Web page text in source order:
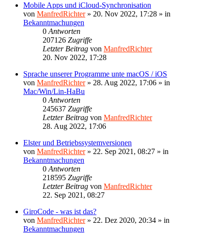
Mobile Apps und iCloud-Synchronisation
von ManfredRichter» 20. Nov 2022, 17:28 » in
Bekanntmachungen
0 Antworten
207126 Zugriffe
Letzter Beitrag von ManfredRichter
20. Nov 2022, 17:28
Sprache unserer Programme unte macOS / iOS
von ManfredRichter» 28. Aug 2022, 17:06 » in
Mac/Win/Lin-HaBu
0 Antworten
245637 Zugriffe
Letzter Beitrag von ManfredRichter
28. Aug 2022, 17:06
Elster und Betriebssystemversionen
von ManfredRichter» 22. Sep 2021, 08:27 » in
Bekanntmachungen
0 Antworten
218595 Zugriffe
Letzter Beitrag von ManfredRichter
22. Sep 2021, 08:27
GiroCode - was ist das?
von ManfredRichter» 22. Dez 2020, 20:34 » in
Bekanntmachungen